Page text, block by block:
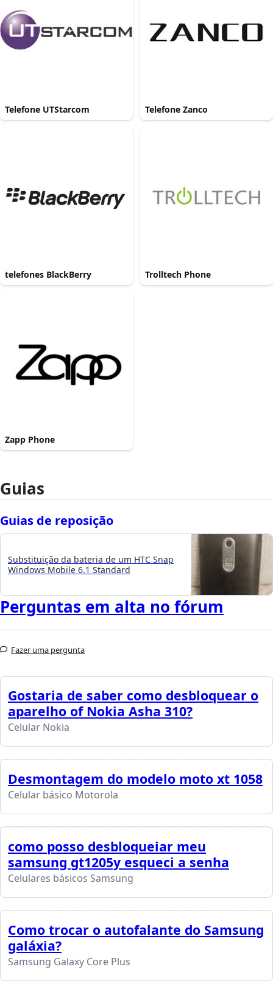
Telefone UTStarcom Telefone Zanco
telefones BlackBerry Trolltech Phone
Zapp Phone
Guias
Guias de reposição
Substituição da bateria de um HTC Snap
Windows Mobile 6.1 Standard
Perguntas em alta no fórum
Fazer uma pergunta
Gostaria de saber como desbloquear o
aparelho of Nokia Asha 310?
Celular Nokia
Desmontagem do modelo moto xt 1058
Celular básico Motorola
como posso desbloqueiar meu
samsung gt1205y esqueci a senha
Celulares básicos Samsung
Como trocar o autofalante do Samsung
galáxia?
Samsung Galaxy Core Plus